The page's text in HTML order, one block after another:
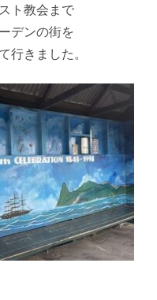
ト教会まで
デンの街を
行きました。